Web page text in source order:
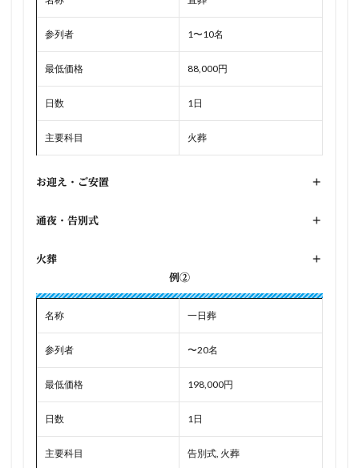
参列者 1〜10名
最低価格 88,000円
日数 1日
主要科目 火葬
お迎え・ご安置 +
通夜・告別式 +
火葬
+
例②
名称 一日葬
参列者 〜20名
最低価格 198,000円
日数 1日
主要科目 告別式, 火葬